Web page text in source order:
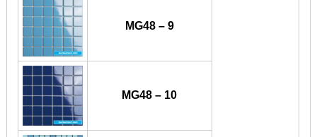
MG48 – 9
MG48 – 10